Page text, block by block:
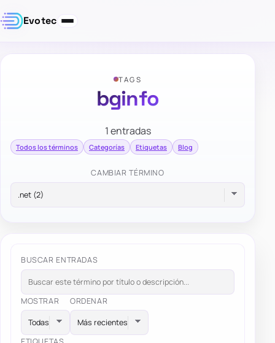
Evotec
TAGS
bginfo
1 entradas
Todos los términos Categorías Etiquetas Blog
CAMBIAR TÉRMINO
BUSCAR ENTRADAS
MOSTRAR ORDENAR